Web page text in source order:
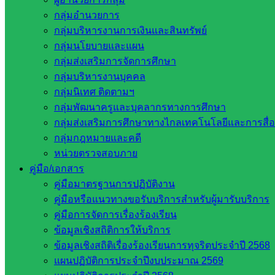
กลุ่มอำนวยการ
กลุ่มบริหารงานการเงินและสินทรัพย์
กลุ่มนโยบายและแผน
กลุ่มส่งเสริมการจัดการศึกษา
กลุ่มบริหารงานบุคคล
กลุ่มนิเทศ ติดตามฯ
กลุ่มพัฒนาครูและบุคลากรทางการศึกษา
กลุ่มส่งเสริมการศึกษาทางไกลเทคโนโลยีและการสื่
กลุ่มกฎหมายและคดี
หน่วยตรวจสอบภาย
คู่มือ/เอกสาร
คู่มือมาตรฐานการปฏิบัติงาน
คู่มือหรือแนวทางขอรับบริการสำหรับผู้มารับบริการ
คู่มือการจัดการเรื่องร้องเรียน
ข้อมูลเชิงสถิติการให้บริการ
ข้อมูลเชิงสถิติเรื่องร้องเรียนการทุจริตประจำปี 2568
แผนปฏิบัติการประจำปีงบประมาณ 2569
บริหารงานบุคคล
หน่วยงานที่เกี่ยวข้อง
กระทรวงศึกษาธิการ
กระทรวงการอุดมศึกษา
สำนักงานเลขาธิการสภาการศึกษา
สำนักงานคณะกรรมการการอาชีวศึกษา
สำนักงานคณะกรรมการการศึกษาขั้นพื้น
ฐาน
รายชื่อมหาวิทยาลัยในประเทศไทย
เว็บไซต์สำนักต่าง ๆ ใน สพฐ.
เว็บไซต์ สพม. ในสังกัด สพฐ.
เว็บไซต์ สพป. ในสังกัด สพฐ.
กรมบัญชีกลาง
สำนักงาน ส.ก.ส.ค